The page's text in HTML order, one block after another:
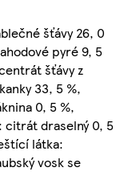
šťávy 26, 0
pyré 9, 5
šťávy z
33, 5 %,
0, 5 %,
citrát draselný 0, 5
látka:
vosk se